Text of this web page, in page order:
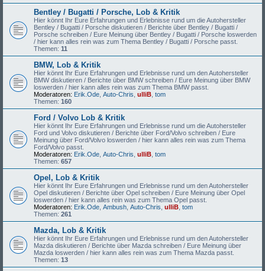
Bentley / Bugatti / Porsche, Lob & Kritik
Hier könnt Ihr Eure Erfahrungen und Erlebnisse rund um die Autohersteller
Bentley / Bugatti / Porsche diskutieren / Berichte über Bentley / Bugatti /
Porsche schreiben / Eure Meinung über Bentley / Bugatti / Porsche loswerden
/ hier kann alles rein was zum Thema Bentley / Bugatti / Porsche passt.
Themen: 11
BMW, Lob & Kritik
Hier könnt Ihr Eure Erfahrungen und Erlebnisse rund um den Autohersteller
BMW diskutieren / Berichte über BMW schreiben / Eure Meinung über BMW
loswerden / hier kann alles rein was zum Thema BMW passt.
Moderatoren: Erik.Ode Auto-Chris ulliB tom
Themen: 160
Ford / Volvo Lob & Kritik
Hier könnt Ihr Eure Erfahrungen und Erlebnisse rund um die Autohersteller
Ford und Volvo diskutieren / Berichte über Ford/Volvo schreiben / Eure
Meinung über Ford/Volvo loswerden / hier kann alles rein was zum Thema
Ford/Volvo passt.
Moderatoren: Erik.Ode Auto-Chris ulliB tom
Themen: 657
Opel, Lob & Kritik
Hier könnt Ihr Eure Erfahrungen und Erlebnisse rund um den Autohersteller
Opel diskutieren / Berichte über Opel schreiben / Eure Meinung über Opel
loswerden / hier kann alles rein was zum Thema Opel passt.
Moderatoren: Erik.Ode Ambush Auto-Chris ulliB tom
Themen: 261
Mazda, Lob & Kritik
Hier könnt Ihr Eure Erfahrungen und Erlebnisse rund um den Autohersteller
Mazda diskutieren / Berichte über Mazda schreiben / Eure Meinung über
Mazda loswerden / hier kann alles rein was zum Thema Mazda passt.
Themen: 13